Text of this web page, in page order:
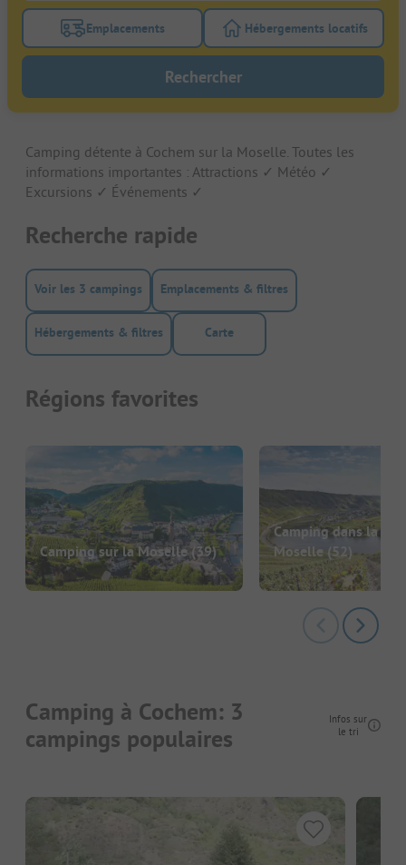
Activez le bouton de filtre emplacements pour
Emplacements Activez le bouton
Hébergements locatifs
Rechercher
Camping détente à Cochem sur la Moselle. Toutes les
informations importantes : Attractions ✓ Météo ✓
Excursions ✓ Événements ✓
Recherche rapide
Voir les 3 campings Emplacements & filtres
Hébergements & filtres Carte
Régions favorites
Camping sur la Moselle (39)
Camping dans la
Moselle(52)
Camping à Cochem: 3
campings populaires
Infos sur
le tri